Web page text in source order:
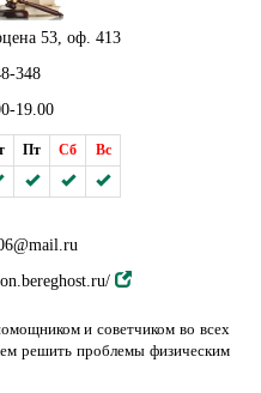
53, оф. 413
348
19.00
Пт Сб Вс
и советчиком во всех
решить проблемы физическим